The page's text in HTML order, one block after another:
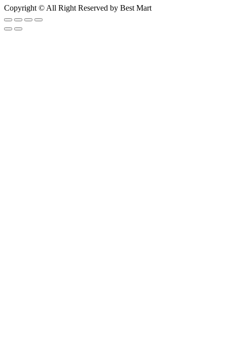
Copyright © All Right Reserved by Best Mart